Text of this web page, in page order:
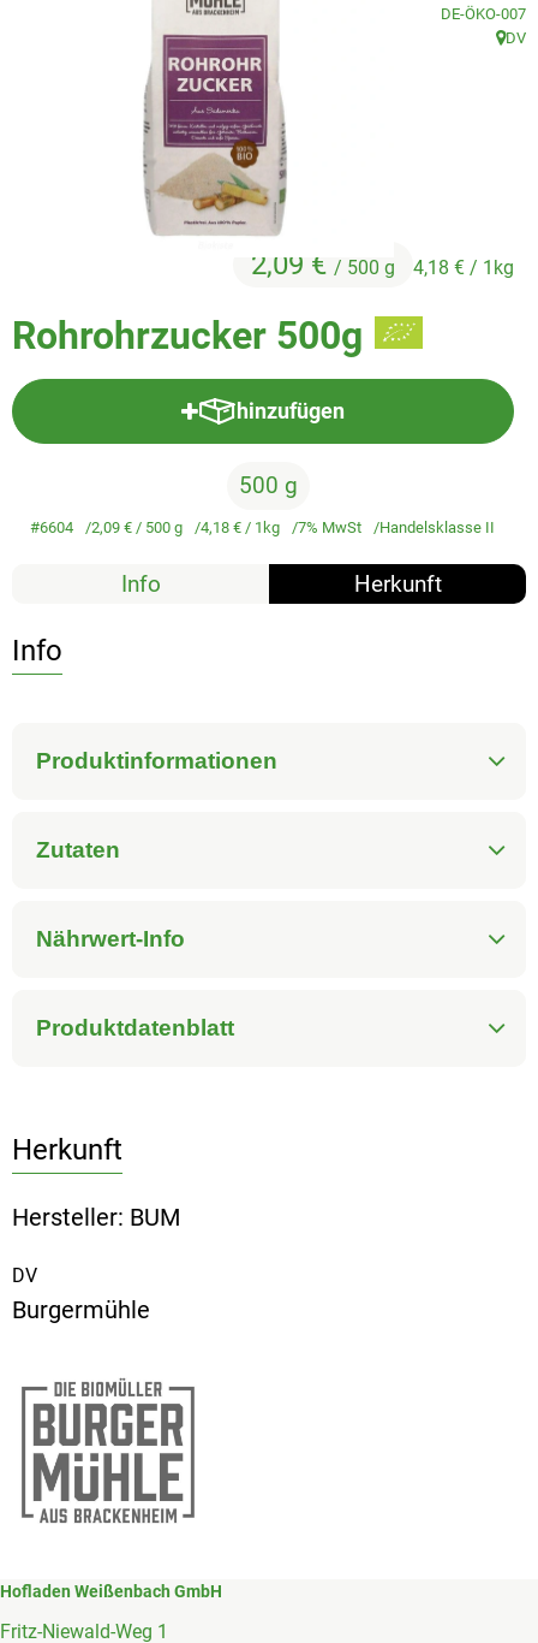
Trockensortiment
Natur-Drogerie
Großgebinde
Rohrohrzucker 500g
2,09 € / 500 g 4,18 € / 1kg
, Kontrollstelle:
DE-ÖKO-007
,
DV
hinzufügen
Produkt zum Warenkorb
500 g
#6604 2,09 €/ 500 g 4,18 €/ 1kg 7% MwSt Handelsklasse II
Info Herkunft
Info
Produktinformationen
Zutaten
Nährwert-Info
Produktdatenblatt
Herkunft
Hersteller: BUM
DV
Burgermühle
Hofladen Weißenbach GmbH
Fritz-Niewald-Weg 1